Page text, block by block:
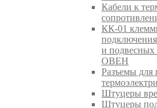
Кабели к
КК-01
и подвесных
ОВЕН
Разъемы для
Штуцеры
Штуцеры